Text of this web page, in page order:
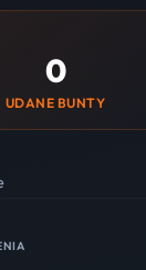
0
UDANE BUNTY